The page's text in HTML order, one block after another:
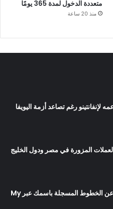
متعددة الدخول لمدة 365 يومًا
منذ 20 ساعة
لإنفانتينو رغم تصاعد أزمة اليويفا
المزورة في مصر ودول الخليج
كيف تستعلم عن الخطوط المسجلة باسمك عبر My